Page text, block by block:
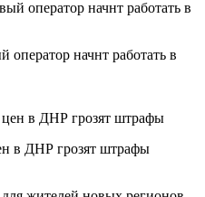
начнт работать в
в ДНР грозят штрафы